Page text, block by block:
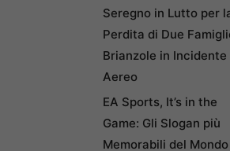
Seregno in Lutto per
Perdita di Due
Brianzole in Incidente
Aereo
EA Sports, It’s in the
Game: Gli Slogan più
Memorabili del